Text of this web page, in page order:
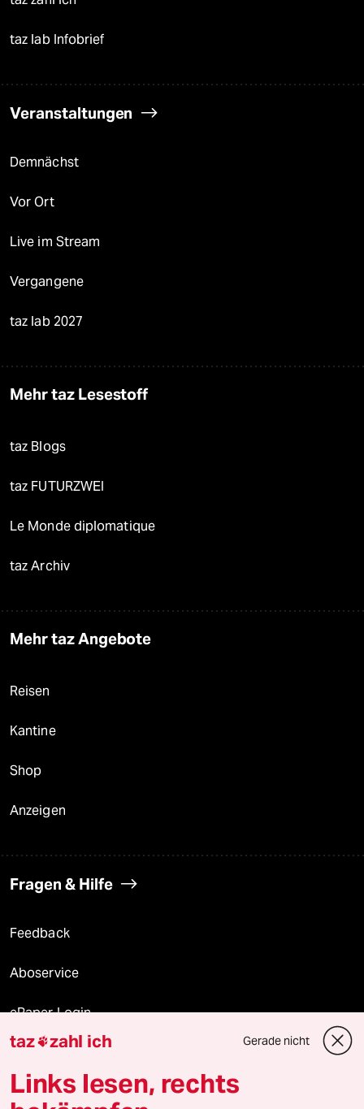
taz lab Infobrief
Veranstaltungen
Demnächst
Vor Ort
Live im Stream
Vergangene
taz lab 2027
Mehr taz Lesestoff
taz Blogs
taz FUTURZWEI
Le Monde diplomatique
taz Archiv
Mehr taz Angebote
Reisen
Kantine
Shop
Anzeigen
Fragen & Hilfe
Feedback
Aboservice
ePaper Login
Downloads für Abonnierende
taz zahl ich Gerade nicht
Links lesen, rechts